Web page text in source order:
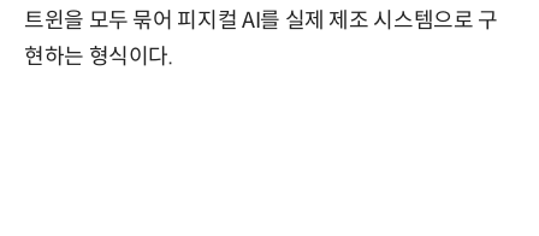
트윈을 모두 묶어 피지컬 AI를 실제 제조 시스템으로 구
현하는 형식이다.